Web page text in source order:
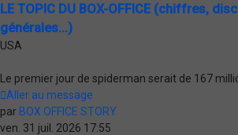
LE TOPIC DU BOX-OFFICE (chiffres,
générales...)
USA
Le premier jour de spiderman serait de 167
Aller au message
par BOX OFFICE STORY
ven. 31 juil. 2026 17:55